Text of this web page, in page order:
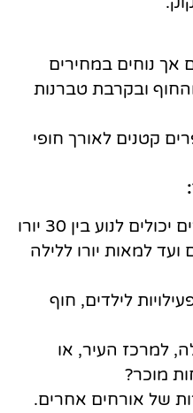
אך נוחים במחירים
ובקרבת טברנות
קטנים לאורך חופי
המחירים יכולים לנוע בין 30 יורו
למאות יורו ללילה
לילדים, חוף
למרכז העיר, או
מוכר?
של אורחים אחרים.